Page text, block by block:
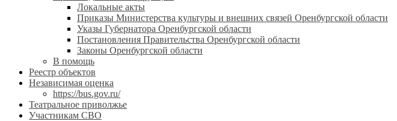
Локальные акты
Приказы Министерства культуры и внешних связей Оренбургской области
Указы Губернатора Оренбургской области
Постановления Правительства Оренбургской области
Законы Оренбургской области
В помощь
Реестр объектов
Независимая оценка
https://bus.gov.ru/
Театральное приволжье
Участникам СВО